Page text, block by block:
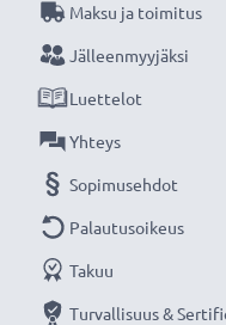
Materiaali: Metalli
Muoto:pyöreä
- Vastavalosuoja
kiinnitettävä
takuulla!
Maksu ja toimitus
Jälleenmyyjäksi
Luettelot
Yhteys
Sopimusehdot
Palautusoikeus
Takuu
Turvallisuus &